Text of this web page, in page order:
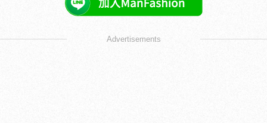
Advertisements